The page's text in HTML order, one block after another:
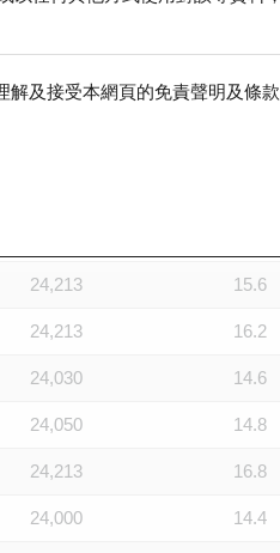
解及接受本網頁的免責聲明及條款
24,213 15.6
24,213 16.2
24,030 14.6
24,050 14.8
24,213 16.8
24,000 14.4